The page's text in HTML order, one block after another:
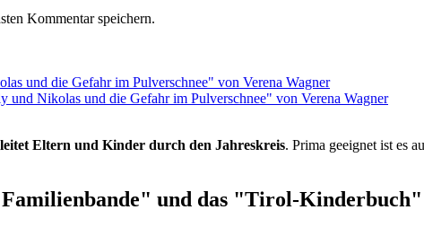
Kommentar speichern.
Nikolas und die Gefahr im Pulverschnee" von Verena Wagner
Eltern und Kinder durch den Jahreskreis. Prima geeignet ist es
und das "Tirol-